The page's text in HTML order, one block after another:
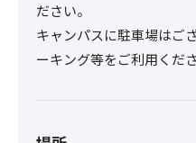
ださい。
キャンパスに駐車場はご
ーキング等をご利用くださ